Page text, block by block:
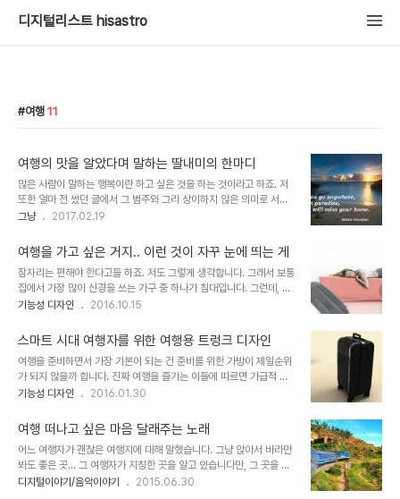
디지털리스트 hisastro
여행 11
여행의 맛을 알았다며 말하는 딸내미의 한마디
많은 사람이 말하는 행복이란 하고 싶은 것을 하는 것이라고 하죠. 저
또한 얼마 전 썼던 글에서 그 범주와 그리 상이하지 않은 의미로 서술
했습니다. 행복이란 무엇인가? 누군가는 생각의 일관성이 중요하다 말
아진 것도 사실입니다. 어떤 면에서 생각의 일관성 역시 둘 중 하나라
는 점도 그렇게 생각하도록 만든 요인일 수 있을 겁니다. 그리 깊게 생
각하지 않은 채 근자감처럼 뭔가 확실하게 그럴 것이라는 느낌에 의한
것이거나 수많은 시행착오를 통해 확고히 자리 잡은 신념과 같은 것이
그렇습니다. 아이고... 쓰다 보니 또 말이 거창해졌는데... ㅎ이게 결코
지만은 않다는 게...
그냥 2017.02.19
여행을 가고 싶은 거지.. 이런 것이 자꾸 눈에 띄는 게
잠자리는 편해야 한다고들 하죠. 저도 그렇게 생각합니다. 그래서 보통
집에서 가장 많이 신경을 쓰는 가구 중 하나가 침대입니다. 그런데, 집
내부 공간이 넉넉하지 않으면 침대가 차지하는 면적이 작지 않기 때문
효율적으로 활용할 수 있는 가구를 소개하며 그 중심에 침대를 이미지
로 첨부하며 이런 포스팅을 하기도 했었죠. 공간 활용을 위한 최적의
가구 이미지 출처: prweb.com 잠자리가 편해야 한다는 사실을 부인
할 수는 없지만, 그에 따른 생활공간의 축소는 또 다른 고민이 아닐 수
없습니다. 그래서 작은 집에서 침대로 인하여 공간이 더욱 줄어들 수밖
고 봅니다. 그러나, 이게..
기능성 디자인 2016.10.15
스마트 시대 여행자를 위한 여행용 트렁크 디자인
여행을 준비하면서 가장 기본이 되는 건 준비를 위한 가방이 제일순위
가 되지 않을까 합니다. 진짜 여행을 즐기는 이들에 따르면 가급적 최
대한 줄일 만큼 줄이는 것이 가장 좋은 준비라고 말합니다만... 여건상
둘이 아닙니다. 우선 제가 그렇죠. 그래서 여행을 위한 기본 준비 목록
을 따로 준비해 놓고 있기도 하죠. ㅎ 그런데, 기존 사용하던 여행 가방
을 사용하다 보면 이런 저런 불편함을 느껴서 그 부족한 부분에 대한
나름의 생각을 하게 되기도 합니다. 그래서 당장은 아니더라도 생각했
던 부분을 채워줄 괜찮은 여행 가방이 없나 둘러 보면 적잖은 제품들이
기능성 디자인 2016.01.30
여행 떠나고 싶은 마음 달래주는 노래
어느 여행자가 괜찮은 여행지에 대해 말했습니다. 그냥 앉아서 바라만
봐도 좋은 곳... 그 여행자가 지칭한 곳을 알고 있습니다만, 그 곳을 직
접적으로 언급하진 않겠습니다. 진짜 좋은 건 상상 속에서 있는 것일지
디지털이야기/음악이야기 2015.06.30